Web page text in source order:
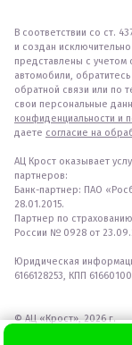
В соответствии со ст.
и создан
представлены с учетом
автомобили,
обратной связи или по
свои персональные
конфиденциальности и
даете согласие на
АЦ Крост оказывает
партнеров:
Банк-партнер: ПАО
28.01.2015.
Партнер по
России № 0928 от
Юридическая
6166128253, КПП
© АЦ «Крост», 2026 г.